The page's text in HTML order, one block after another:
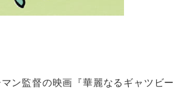
ン監督の映画『華麗なるギャツビ